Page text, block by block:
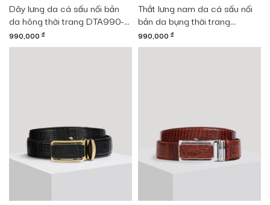
Dây lưng da cá sấu nối bản
da hông thời trang DTA990-
01B-H-CF
990,000 đ
Thắt lưng nam da cá sấu nối
bản da bụng thời trang
DTA990-01B-B-CF
990,000 đ